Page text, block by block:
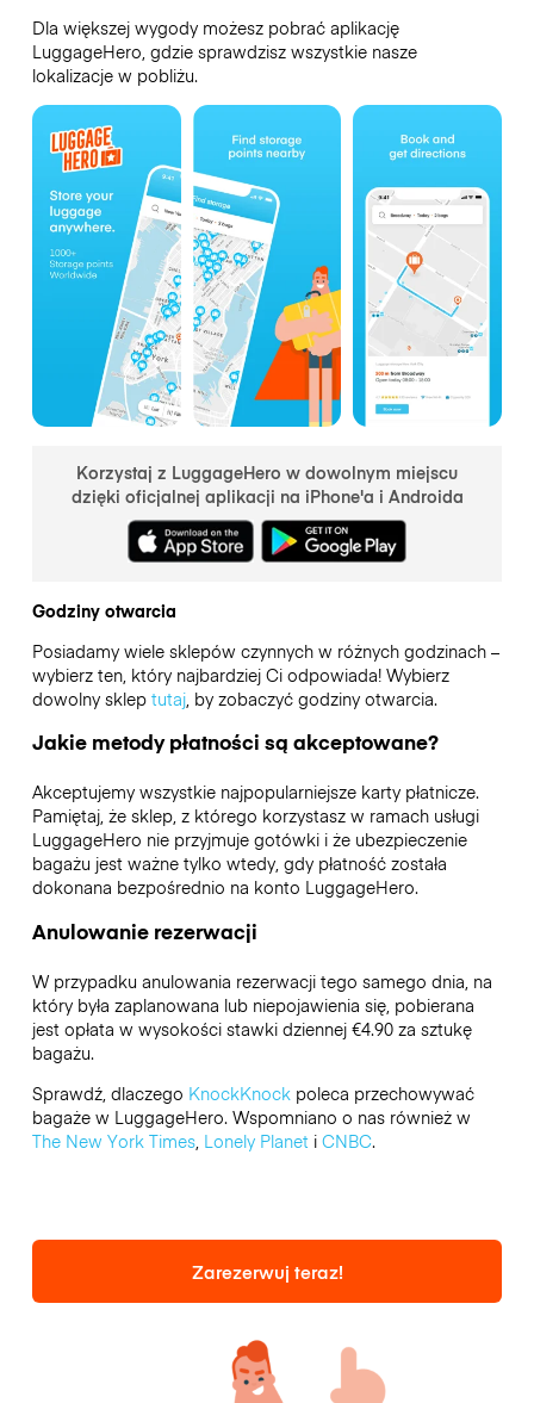
Dla większej wygody możesz pobrać aplikację
LuggageHero, gdzie sprawdzisz wszystkie nasze
lokalizacje w pobliżu.
Korzystaj z LuggageHero w dowolnym miejscu
dzięki oficjalnej aplikacji na iPhone'a i Androida
Godziny otwarcia
Posiadamy wiele sklepów czynnych w różnych godzinach –
wybierz ten, który najbardziej Ci odpowiada! Wybierz
dowolny sklep tutaj, by zobaczyć godziny otwarcia.
Jakie metody płatności są akceptowane?
Akceptujemy wszystkie najpopularniejsze karty płatnicze.
Pamiętaj, że sklep, z którego korzystasz w ramach usługi
LuggageHero nie przyjmuje gotówki i że ubezpieczenie
bagażu jest ważne tylko wtedy, gdy płatność została
dokonana bezpośrednio na konto LuggageHero.
Anulowanie rezerwacji
W przypadku anulowania rezerwacji tego samego dnia, na
który była zaplanowana lub niepojawienia się, pobierana
jest opłata w wysokości stawki dziennej €4.90 za sztukę
bagażu.
Sprawdź, dlaczego KnockKnockpoleca przechowywać
bagaże w LuggageHero. Wspomniano o nas również w
The New York Times, Lonely Planeti CNBC.
Zarezerwuj teraz!